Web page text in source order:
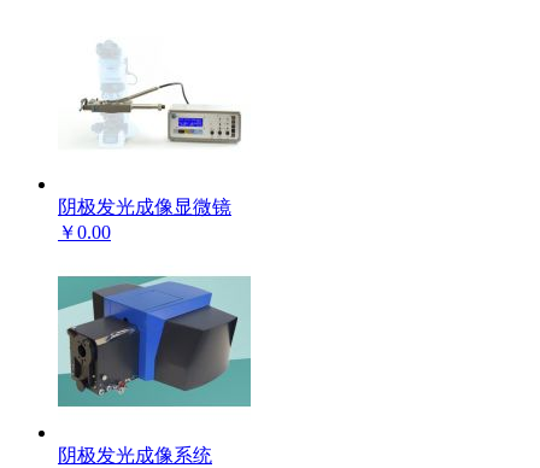
阴极发光成像显微镜
￥0.00
阴极发光成像系统